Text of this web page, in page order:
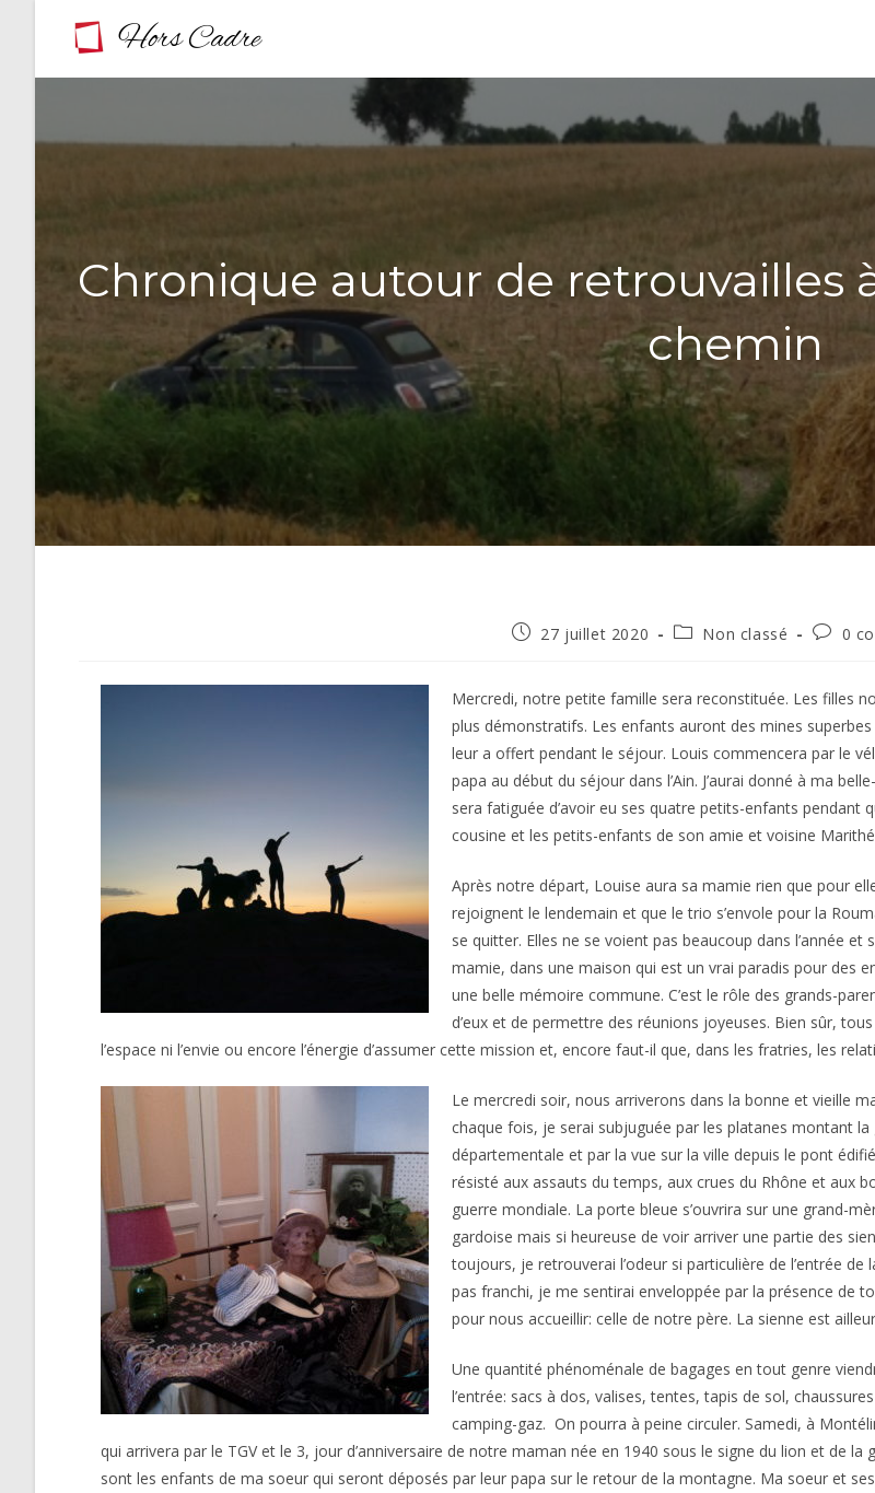
Chronique autour de retrouvailles
chemin
Publication
27 juillet 2020
PostNon classé 0
Mercredi, notre petite famille sera reconstituée. Les filles
plus démonstratifs. Les enfants auront des mines
leur a offert pendant le séjour. Louis commencera par le
papa au début du séjour dans l’Ain. J’aurai donné à ma
sera fatiguée d’avoir eu ses quatre petits-enfants
cousine et les petits-enfants de son amie et voisine
Après notre départ, Louise aura sa mamie rien que pour
rejoignent le lendemain et que le trio s’envole pour la
se quitter. Elles ne se voient pas beaucoup dans l’année et
mamie, dans une maison qui est un vrai paradis pour des
une belle mémoire commune. C’est le rôle des grands-
d’eux et de permettre des réunions joyeuses. Bien sûr,
l’espace ni l’envie ou encore l’énergie d’assumer cette mission et, encore faut-il que, dans les fratries, les
Le mercredi soir, nous arriverons dans la bonne et vieille
chaque fois, je serai subjuguée par les platanes montant la
départementale et par la vue sur la ville depuis le pont
résisté aux assauts du temps, aux crues du Rhône et aux
guerre mondiale. La porte bleue s’ouvrira sur une grand-
gardoise mais si heureuse de voir arriver une partie des
toujours, je retrouverai l’odeur si particulière de l’entrée
pas franchi, je me sentirai enveloppée par la présence de
pour nous accueillir: celle de notre père. La sienne est
Une quantité phénoménale de bagages en tout genre
l’entrée: sacs à dos, valises, tentes, tapis de sol,
camping-gaz. On pourra à peine circuler. Samedi, à
qui arrivera par le TGV et le 3, jour d’anniversaire de notre maman née en 1940 sous le signe du lion et de la
sont les enfants de ma soeur qui seront déposés par leur papa sur le retour de la montagne. Ma soeur et